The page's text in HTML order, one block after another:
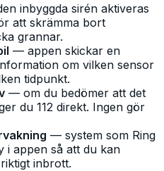
inbyggda sirén aktiveras
att skrämma bort
grannar.
— appen skickar en
om vilken sensor
tidpunkt.
— om du bedömer att det
du 112 direkt. Ingen gör
— system som Ring
i appen så att du kan
inbrott.